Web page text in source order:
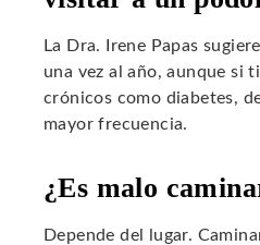
La Dra. Irene Papas
una vez al año, aunque si
crónicos como diabetes,
mayor frecuencia.
¿Es malo
Depende del lugar.